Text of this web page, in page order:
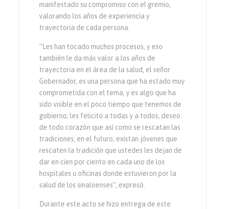
manifestado su compromiso con el gremio,
valorando los años de experiencia y
trayectoria de cada persona.
“Les han tocado muchos procesos, y eso
también le da más valor a los años de
trayectoria en el área de la salud, el señor
Gobernador, es una persona que ha estado muy
comprometida con el tema, y es algo que ha
sido visible en el poco tiempo que tenemos de
gobierno; les felicito a todas y a todos, deseo
de todo corazón que así como se rescatan las
tradiciones, en el futuro, existan jóvenes que
rescaten la tradición que ustedes les dejan de
dar en cien por ciento en cada uno de los
hospitales u oficinas donde estuvieron por la
salud de los sinaloenses”, expresó.
Durante este acto se hizo entrega de este